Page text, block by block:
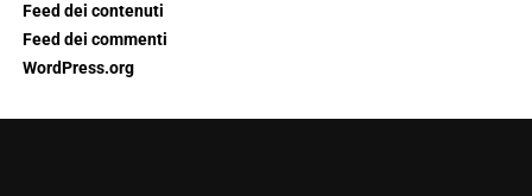
Feed dei contenuti
Feed dei commenti
WordPress.org